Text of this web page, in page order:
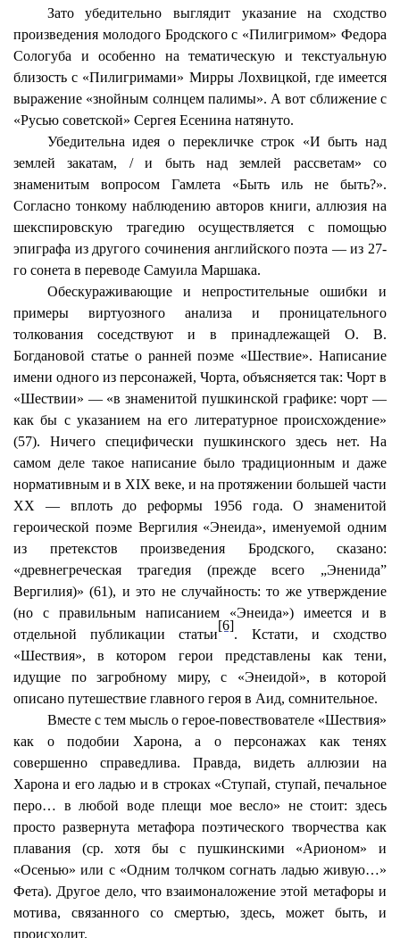
Зато убедительно выглядит указание на сходство
произведения молодого Бродского с «Пилигримом» Федора
Сологуба и особенно на тематическую и текстуальную
близость с «Пилигримами» Мирры Лохвицкой, где имеется
выражение «знойным солнцем палимы». А вот сближение с
«Русью советской» Сергея Есенина натянуто.
Убедительна идея о перекличке строк «И быть над
землей закатам, / и быть над землей рассветам» со
знаменитым вопросом Гамлета «Быть иль не быть?».
Согласно тонкому наблюдению авторов книги, аллюзия на
шекспировскую трагедию осуществляется с помощью
эпиграфа из другого сочинения английского поэта — из 27-
го сонета в переводе Самуила Маршака.
Обескураживающие и непростительные ошибки и
примеры виртуозного анализа и проницательного
толкования соседствуют и в принадлежащей О. В.
Богдановой статье о ранней поэме «Шествие». Написание
имени одного из персонажей, Чорта, объясняется так: Чорт в
«Шествии» — «в знаменитой пушкинской графике:чорт —
как бы с указанием на его литературное происхождение»
(57). Ничего специфически пушкинского здесь нет. На
самом деле такое написание было традиционным и даже
нормативным и в XIX веке, и на протяжении большей части
ХХ — вплоть до реформы 1956 года. О знаменитой
героической поэме Вергилия «Энеида», именуемой одним
из претекстов произведения Бродского, сказано:
«древнегреческая трагедия (прежде всего „Эненида”
Вергилия)» (61), и это не случайность: то же утверждение
(но с правильным написанием «Энеида») имеется и в
отдельной публикации статьи
[6]
. Кстати, и сходство
«Шествия», в котором герои представлены как тени,
идущие по загробному миру, с «Энеидой», в которой
описано путешествие главного героя в Аид, сомнительное.
Вместе с тем мысль о герое-повествователе «Шествия»
как о подобии Харона, а о персонажах как тенях
совершенно справедлива. Правда, видеть аллюзии на
Харона и его ладью и в строках «Ступай, ступай, печальное
перо… в любой воде плещи мое весло» не стоит: здесь
просто развернута метафора поэтического творчества как
плавания (ср. хотя бы с пушкинскими «Арионом» и
«Осенью» или с «Одним толчком согнать ладью живую…»
Фета). Другое дело, чтовзаимоналожение этой метафоры и
мотива, связанного со смертью, здесь, может быть, и
происходит.